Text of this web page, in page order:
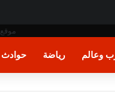
اليد في مونديال العالم
وعالم رياضة حوادث